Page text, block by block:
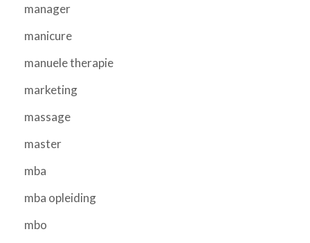
manager
manicure
manuele therapie
marketing
massage
master
mba
mba opleiding
mbo